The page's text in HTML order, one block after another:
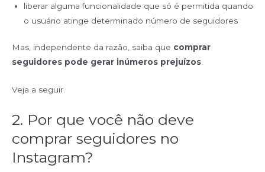
liberar alguma funcionalidade que só é permitida quando
o usuário atinge determinado número de seguidores
Mas, independente da razão, saiba que comprar
seguidores pode gerar inúmeros prejuízos.
Veja a seguir.
2. Por que você não deve
comprar seguidores no
Instagram?